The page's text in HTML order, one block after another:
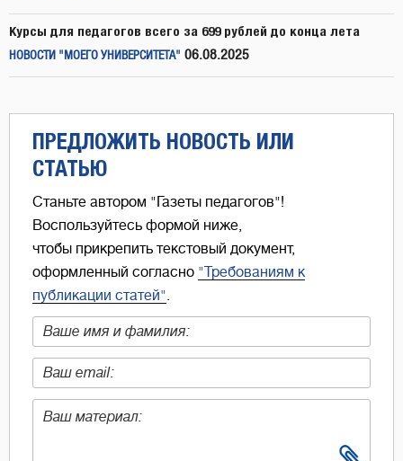
Курсы для педагогов всего за 699 рублей до конца лета
НОВОСТИ "МОЕГО УНИВЕРСИТЕТА" 06.08.2025
ПРЕДЛОЖИТЬ НОВОСТЬ ИЛИ
СТАТЬЮ
Станьте автором "Газеты педагогов"!
Воспользуйтесь формой ниже,
чтобы прикрепить текстовый документ,
оформленный согласно "Требованиям к
публикации статей"